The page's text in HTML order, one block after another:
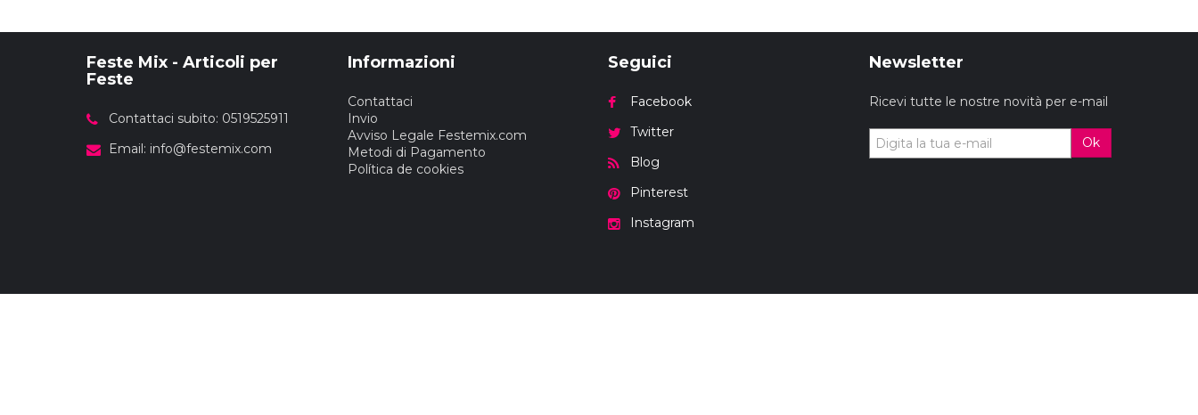
Feste Mix - Articoli per
Feste
Contattaci subito: 0519525911
Email: info@festemix.com
Informazioni
Contattaci
Invio
Avviso Legale Festemix.com
Metodi di Pagamento
Política de cookies
Seguici
Facebook
Twitter
Blog
Pinterest
Instagram
Newsletter
Ricevi tutte le nostre novità per e-mail
Ok